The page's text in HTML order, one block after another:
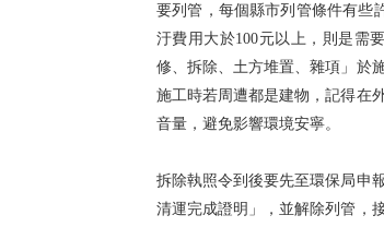
要列管，每個縣市列管條件有些
汙費用大於100元以上，則是需
修、拆除、土方堆置、雜項」於
施工時若周遭都是建物，記得在
音量，避免影響環境安寧。
拆除執照令到後要先至環保局申
清運完成證明」，並解除列管，